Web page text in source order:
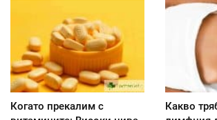
Когато прекалим с
Какво